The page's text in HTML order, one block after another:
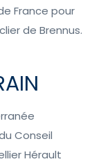
France pour
de Brennus.
Conseil
Hérault